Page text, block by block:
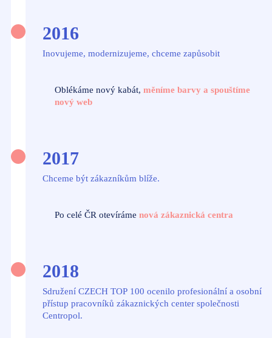
Oblékáme nový kabát, měníme barvy a spouštíme
nový web
2016
Inovujeme, modernizujeme, chceme zapůsobit
Po celé ČR otevíráme nová zákaznická centra
2017
Chceme být zákazníkům blíže.
2018
Sdružení CZECH TOP 100 ocenilo profesionální a osobní
přístup pracovníků zákaznických center společnosti
Centropol.